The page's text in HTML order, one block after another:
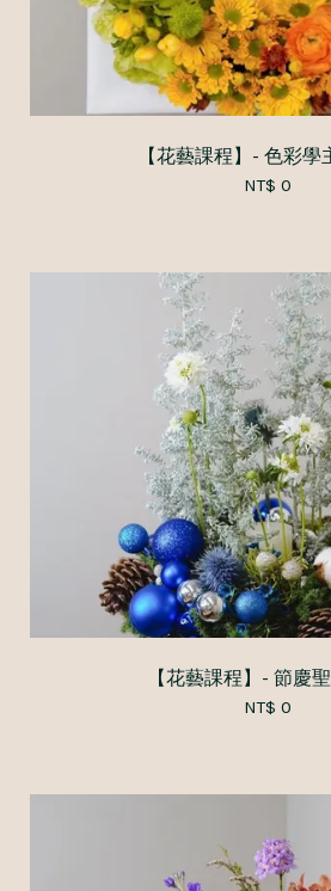
【花藝課程】- 色彩學
NT$ 0
【花藝課程】- 節慶
NT$ 0